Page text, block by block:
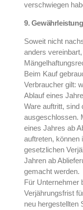
verschwiegen
9.
Soweit nicht
anders
Beim Kauf
Verbraucher gilt:
Ablauf eines
Ware auftritt, sind
ausgeschlossen.
eines Jahres ab
auftreten, können
gesetzlichen
Jahren ab
gemacht werden.
Für Unternehmer
Verjährungsfrist
neu hergestellten